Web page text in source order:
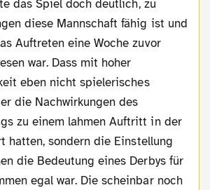
das Spiel doch deutlich, zu
diese Mannschaft fähig ist und
Auftreten eine Woche zuvor
war. Dass mit hoher
eben nicht spielerisches
die Nachwirkungen des
zu einem lahmen Auftritt in der
hatten, sondern die Einstellung
die Bedeutung eines Derbys für
egal war. Die scheinbar noch